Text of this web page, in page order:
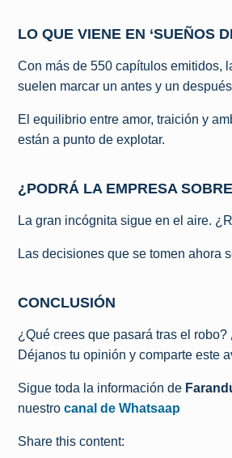
LO QUE VIENE EN ‘SUEÑOS
Con más de 550 capítulos emitidos,
suelen marcar un antes y un
El equilibrio entre amor, traición y
están a punto de explotar.
¿PODRÁ LA EMPRESA
La gran incógnita sigue en el aire.
Las decisiones que se tomen ahora
CONCLUSIÓN
¿Qué crees que pasará tras el
Déjanos tu opinión y comparte este
Sigue toda la información de
nuestro canal de Whatsaap
Share this content: